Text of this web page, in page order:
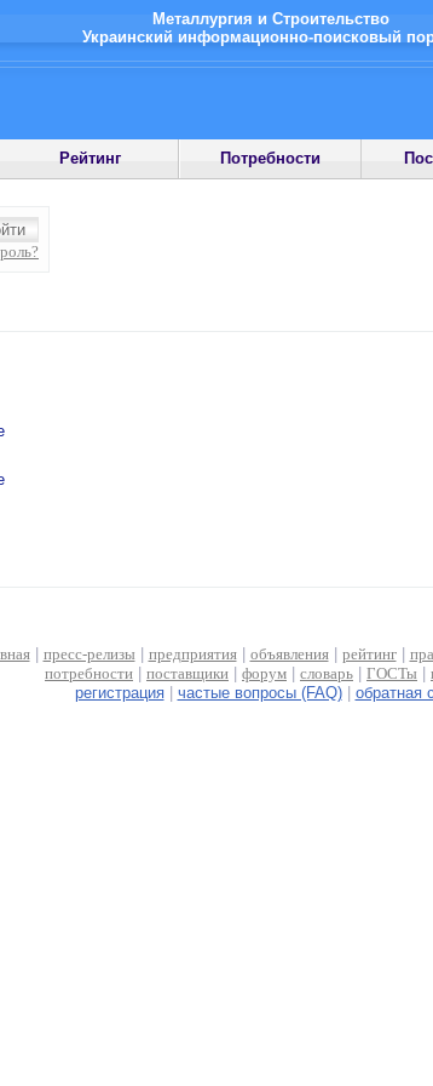
Металлургия и Строительство
Украинский информационно-поисковый
Рейтинг Потребности
| пресс-релизы предприятия| объявления| рейтинг|
потребности
поставщики форум словарь ГОСТы
регистрация| частые вопросы (FAQ)| обратная